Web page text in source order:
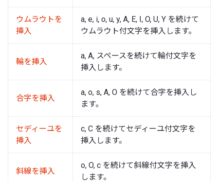
ウムラウトを
挿入
a, e, i, o, u, y, A, E, I, O, U, Y を続けて
ウムラウト付文字を挿入します。
輪を挿入
a, A, スペースを続けて輪付文字を
挿入します。
合字を挿入
a, o, s, A, O を続けて合字を挿入し
ます。
セディーユを
挿入
c, C を続けてセディーユ付文字を
挿入します。
斜線を挿入
o, O, c を続けて斜線付文字を挿入
します。